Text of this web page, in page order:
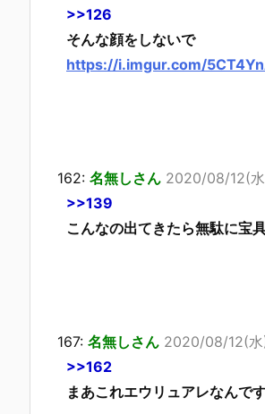
>>126
そんな顔をしないで
https://i.imgur.com/
162: 名無しさん 2020/08/12(
>>139
こんなの出てきたら無駄に宝
167: 名無しさん 2020/08/12(
>>162
まあこれエウリュアレなんで